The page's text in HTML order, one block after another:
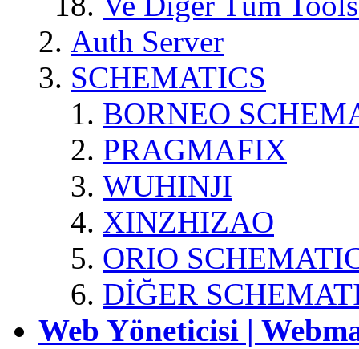
Auth Server
SCHEMATICS
BORNEO
PRAGMAFIX
WUHINJI
XINZHIZAO
ORIO
DİĞER
Web Yöneticisi |